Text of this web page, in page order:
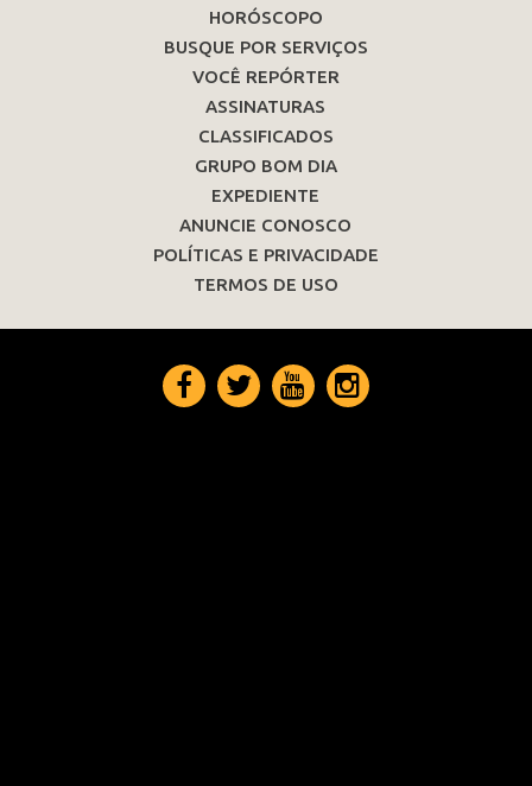
HORÓSCOPO
BUSQUE POR SERVIÇOS
VOCÊ REPÓRTER
ASSINATURAS
CLASSIFICADOS
GRUPO BOM DIA
EXPEDIENTE
ANUNCIE CONOSCO
POLÍTICAS E PRIVACIDADE
TERMOS DE USO